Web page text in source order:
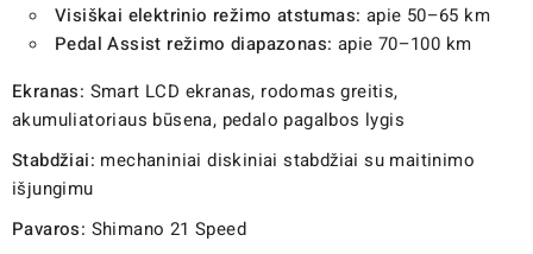
Visiškai elektrinio režimo atstumas: apie 50–65 km
Pedal Assist režimo diapazonas: apie 70–100 km
Ekranas: Smart LCD ekranas, rodomas greitis,
akumuliatoriaus būsena, pedalo pagalbos lygis
Stabdžiai: mechaniniai diskiniai stabdžiai su maitinimo
išjungimu
Pavaros: Shimano 21 Speed